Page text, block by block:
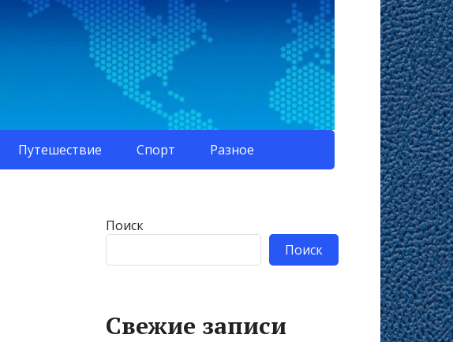
Путешествие Спорт Разное
Поиск
Поиск
Свежие записи